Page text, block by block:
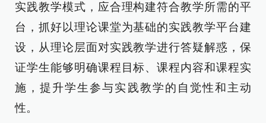
实践教学模式，应合理构建符合教学所需的平
台，抓好以理论课堂为基础的实践教学平台建
设，从理论层面对实践教学进行答疑解惑，保
证学生能够明确课程目标、课程内容和课程实
施，提升学生参与实践教学的自觉性和主动
性。